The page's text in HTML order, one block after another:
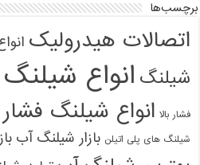
برچسب‌ها
اتصالات هیدرولیک
شیلنگ انواع
فشار بالا انواع شیلنگ
شیلنگ های پلی اتیلن بازار شیلنگ آب